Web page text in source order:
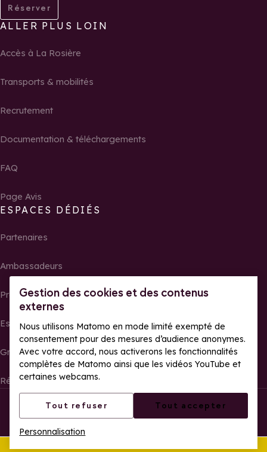
Gestion des cookies et des contenus
externes
Nous utilisons Matomo en mode limité exempté de
consentement pour des mesures d’audience anonymes.
Avec votre accord, nous activerons les fonctionnalités
complètes de Matomo ainsi que les vidéos YouTube et
certaines webcams.
Tout refuser Tout accepter
Personnalisation
Réserver
ALLER PLUS LOIN
Accès à La Rosière
Transports & mobilités
Recrutement
Documentation & téléchargements
FAQ
Page Avis
ESPACES DÉDIÉS
Partenaires
Ambassadeurs
Propriétaires
Espace presse
Groupes, séminaires et tour operator
Résultats et photos de courses
Tous droits réservés La Rosière
Mentions légales
Accessibilité web : partiellement conforme